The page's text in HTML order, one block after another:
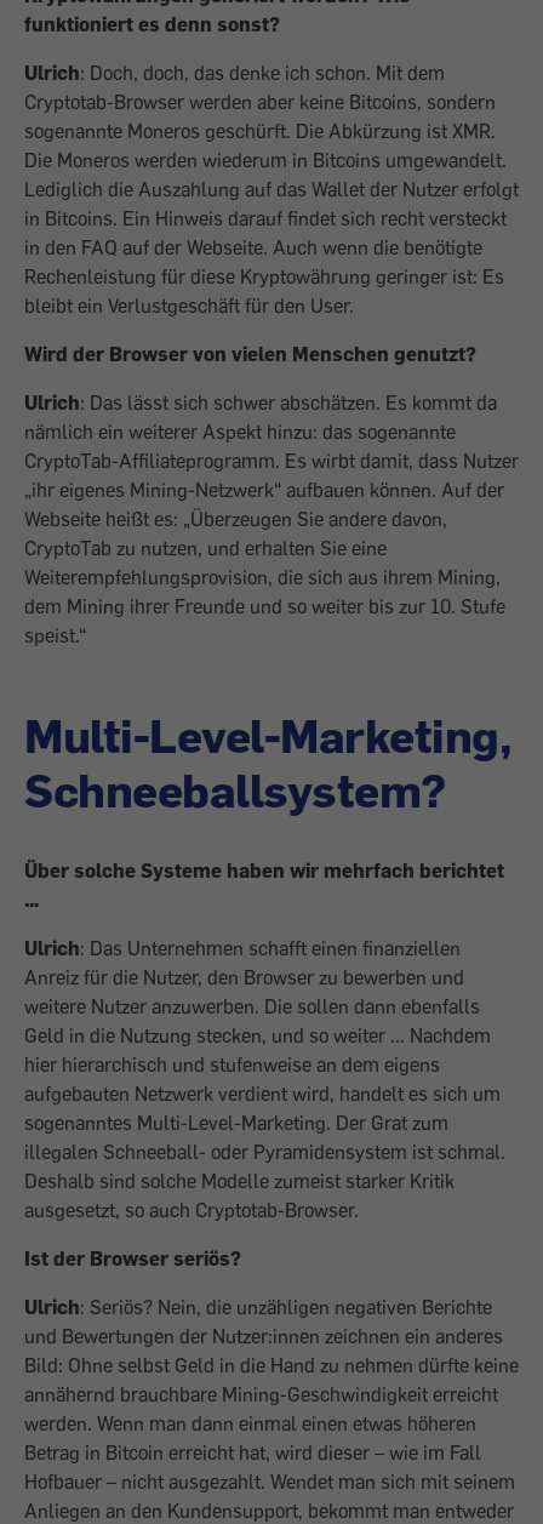
funktioniert es denn sonst?
Ulrich: Doch, doch, das denke ich schon. Mit dem
Cryptotab-Browser werden aber keine Bitcoins, sondern
sogenannte Moneros geschürft. Die Abkürzung ist XMR.
Die Moneros werden wiederum in Bitcoins umgewandelt.
Lediglich die Auszahlung auf das Wallet der Nutzer erfolgt
in Bitcoins. Ein Hinweis darauf findet sich recht versteckt
in den FAQ auf der Webseite. Auch wenn die benötigte
Rechenleistung für diese Kryptowährung geringer ist: Es
bleibt ein Verlustgeschäft für den User.
Wird der Browser von vielen Menschen genutzt?
Ulrich: Das lässt sich schwer abschätzen. Es kommt da
nämlich ein weiterer Aspekt hinzu: das sogenannte
CryptoTab-Affiliateprogramm. Es wirbt damit, dass Nutzer
„ihr eigenes Mining-Netzwerk“ aufbauen können. Auf der
Webseite heißt es: „Überzeugen Sie andere davon,
CryptoTab zu nutzen, und erhalten Sie eine
Weiterempfehlungsprovision, die sich aus ihrem Mining,
dem Mining ihrer Freunde und so weiter bis zur 10. Stufe
speist.“
Multi-Level-Marketing,
Schneeballsystem?
Über solche Systeme haben wir mehrfach berichtet
…
Ulrich: Das Unternehmen schafft einen finanziellen
Anreiz für die Nutzer, den Browser zu bewerben und
weitere Nutzer anzuwerben. Die sollen dann ebenfalls
Geld in die Nutzung stecken, und so weiter ... Nachdem
hier hierarchisch und stufenweise an dem eigens
aufgebauten Netzwerk verdient wird, handelt es sich um
sogenanntes Multi-Level-Marketing. Der Grat zum
illegalen Schneeball- oder Pyramidensystem ist schmal.
Deshalb sind solche Modelle zumeist starker Kritik
ausgesetzt, so auch Cryptotab-Browser.
Ist der Browser seriös?
Ulrich: Seriös? Nein, die unzähligen negativen Berichte
und Bewertungen der Nutzer:innen zeichnen ein anderes
Bild: Ohne selbst Geld in die Hand zu nehmen dürfte keine
annähernd brauchbare Mining-Geschwindigkeit erreicht
werden. Wenn man dann einmal einen etwas höheren
Betrag in Bitcoin erreicht hat, wird dieser – wie im Fall
Hofbauer – nicht ausgezahlt. Wendet man sich mit seinem
Anliegen an den Kundensupport, bekommt man entweder